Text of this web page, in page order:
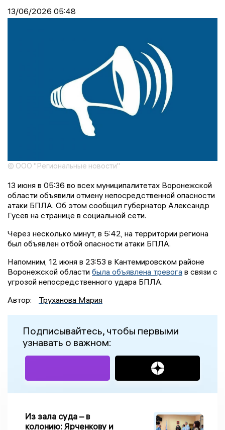
13/06/2026 05:48
© ООО "Региональные новости"
13 июня в 05:36 во всех муниципалитетах Воронежской
области объявили отмену непосредственной опасности
атаки БПЛА. Об этом сообщил губернатор Александр
Гусев на странице в социальной сети.
Через несколько минут, в 5:42, на территории региона
был объявлен отбой опасности атаки БПЛА.
Напомним, 12 июня в 23:53 в Кантемировском районе
Воронежской области была объявлена тревога в связи с
угрозой непосредственного удара БПЛА.
Автор:
Труханова Мария
Подписывайтесь, чтобы первыми
узнавать о важном:
Из зала суда – в
колонию: Ярченкову и